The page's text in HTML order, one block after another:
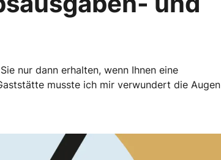
nur dann erhalten, wenn Ihnen eine
musste ich mir verwundert die Augen